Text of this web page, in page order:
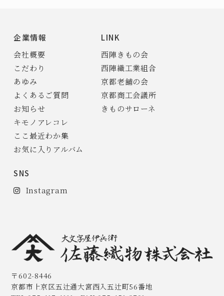
企業情報
会社概要
こだわり
あゆみ
よくあるご質問
お知らせ
キモノアレコレ
ここ最近わか集
お気に入りアルバム
SNS
Instagram
LINK
西陣きもの会
西陣織工業組合
京都老舗の会
京都商工会議所
きものサローネ
〒602-8446
京都市上京区五辻通大宮西入五辻町56番地